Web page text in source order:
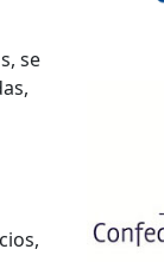
se